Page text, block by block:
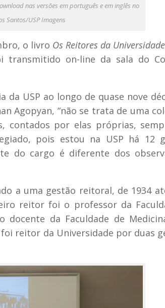
nas versões em português e em inglês no
Santos/USP Imagens
o livro Os Reitores da
transmitido on-line da sala do
USP ao longo de quase nove
Agopyan, “não se trata de uma
contados por elas próprias,
pois estou na USP há 12
do cargo é diferente dos
a uma gestão reitoral, de 1934
reitor foi o professor da
da Faculdade de
reitor da Universidade por duas